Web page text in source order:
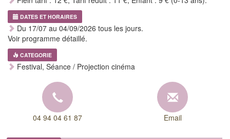
DATES ET HORAIRES
Du 17/07 au 04/09/2026 tous les jours.
Voir programme détaillé.
CATEGORIE
Festival, Séance / Projection cinéma
04 94 04 61 87 Email